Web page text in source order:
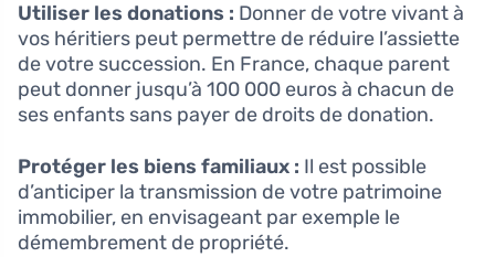
Utiliser les donations : Donner de votre vivant à
vos héritiers peut permettre de réduire l’assiette
de votre succession. En France, chaque parent
peut donner jusqu’à 100 000 euros à chacun de
ses enfants sans payer de droits de donation.
Protéger les biens familiaux : Il est possible
d’anticiper la transmission de votre patrimoine
immobilier, en envisageant par exemple le
démembrement de propriété.